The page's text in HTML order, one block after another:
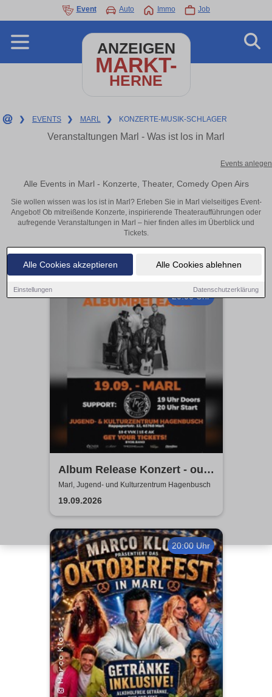
Alle Cookies akzeptieren Alle Cookies ablehnen
Einstellungen Datenschutzerklärung
Event Auto Immo Job
ANZEIGEN
MARKT-
HERNE
❯ EVENTS ❯ MARL ❯ KONZERTE-MUSIK-SCHLAGER
Veranstaltungen Marl - Was ist los in Marl
Events anlegen
Alle Events in Marl - Konzerte, Theater, Comedy Open Airs
Sie wollen wissen was los ist in Marl? Erleben Sie in Marl vielseitiges Event-
Angebot! Ob mitreißende Konzerte, inspirierende Theateraufführungen oder
aufregende Veranstaltungen in Marl – hier finden alles im Überblick und
Tickets.
20:00 Uhr
Album Release Konzert - out
of style
Marl, Jugend- und Kulturzentrum Hagenbusch
19.09.2026
20:00 Uhr